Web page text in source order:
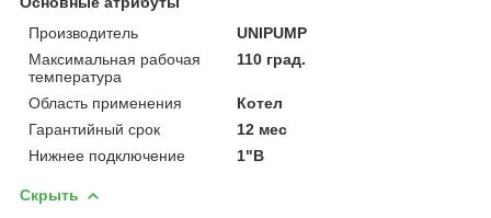
Производитель
UNIPUMP
Максимальная рабочая
температура
110 град.
Область применения
Котел
Гарантийный срок
12 мес
Нижнее подключение
1"В
Скрыть